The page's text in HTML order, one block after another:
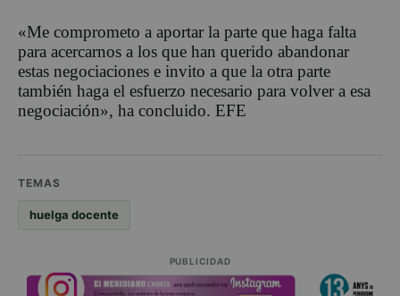
«Me comprometo a aportar la parte que haga falta
para acercarnos a los que han querido abandonar
estas negociaciones e invito a que la otra parte
también haga el esfuerzo necesario para volver a esa
negociación», ha concluido. EFE
TEMAS
huelga docente
PUBLICIDAD